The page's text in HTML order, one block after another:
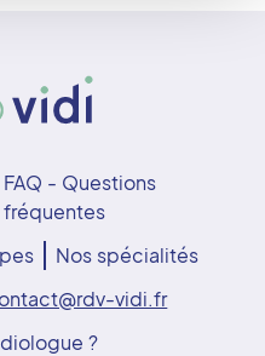
FAQ - Questions
fréquentes
Nos spécialités
vidi.fr
?